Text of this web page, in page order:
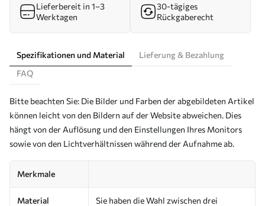
Lieferbereit in 1–3
Werktagen
30-tägiges
Rückgaberecht
Spezifikationen und Material
Lieferung & Bezahlung
FAQ
Bitte beachten Sie: Die Bilder und Farben der abgebildeten Artikel
können leicht von den Bildern auf der Website abweichen. Dies
hängt von der Auflösung und den Einstellungen Ihres Monitors
sowie von den Lichtverhältnissen während der Aufnahme ab.
Merkmale
Material
Sie haben die Wahl zwischen drei